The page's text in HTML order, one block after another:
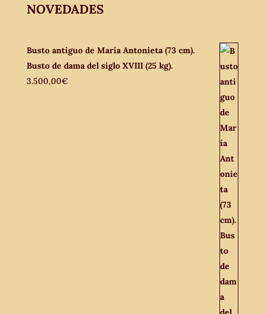
NOVEDADES
Busto antiguo de María Antonieta (73 cm).
Busto de dama del siglo XVIII (25 kg).
3.500,00€